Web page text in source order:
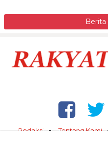
Berita
Redaksi Tentang Kami